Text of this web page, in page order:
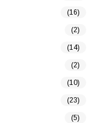
(16)
(2)
(14)
(2)
(10)
(23)
(5)